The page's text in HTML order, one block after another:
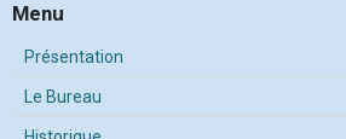
Menu
Présentation
Le Bureau